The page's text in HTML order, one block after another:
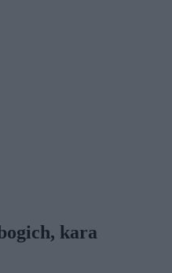
kara